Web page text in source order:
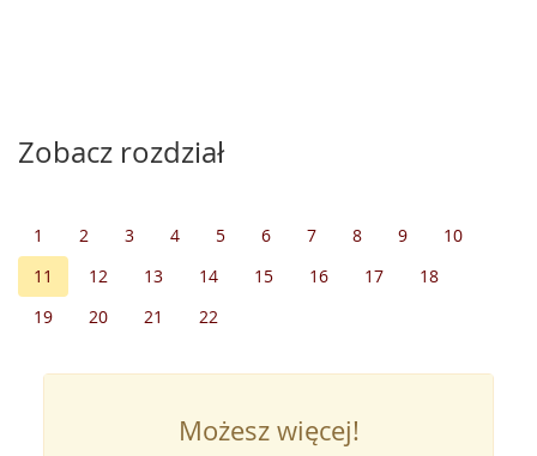
Zobacz rozdział
1 2 3 4 5 6 7 8 9
10
11
12 13 14 15 16 17
18
19
20 21 22
Możesz więcej!